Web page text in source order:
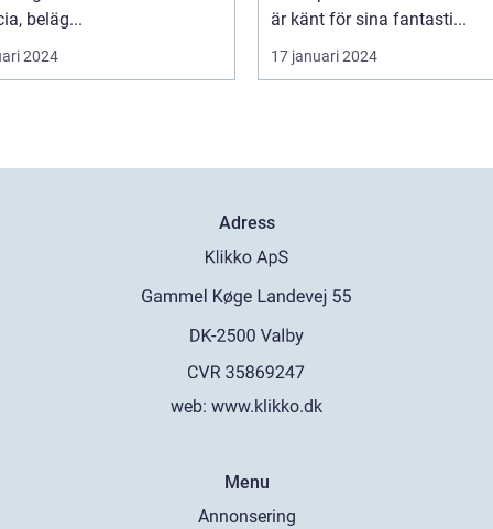
beläg...
2024
är känt för sina fantasti...
17 januari 2024
Adress
web: www.klikko.dk
Menu
Annonsering